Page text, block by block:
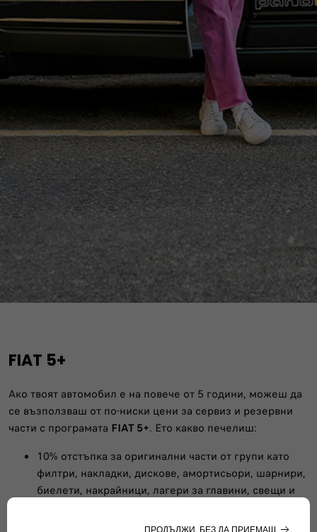
FIAT 5+
Ако твоят автомобил е на повече от 5 години, можеш да
се възползваш от по-ниски цени за сервиз и резервни
части с програмата FIAT 5+. Ето какво печелиш:
10% отстъпка за оригинални части от групи като
филтри, накладки, дискове, амортисьори, шарнири,
биелети, накрайници, лагери за главини, свещи и
Отстъпка от цената на труда (в зависимост от